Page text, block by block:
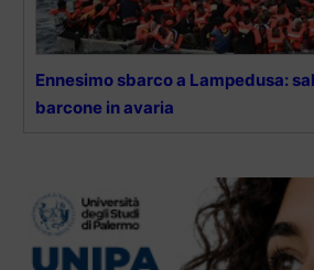
Ennesimo sbarco a Lampedusa:
barcone in avaria